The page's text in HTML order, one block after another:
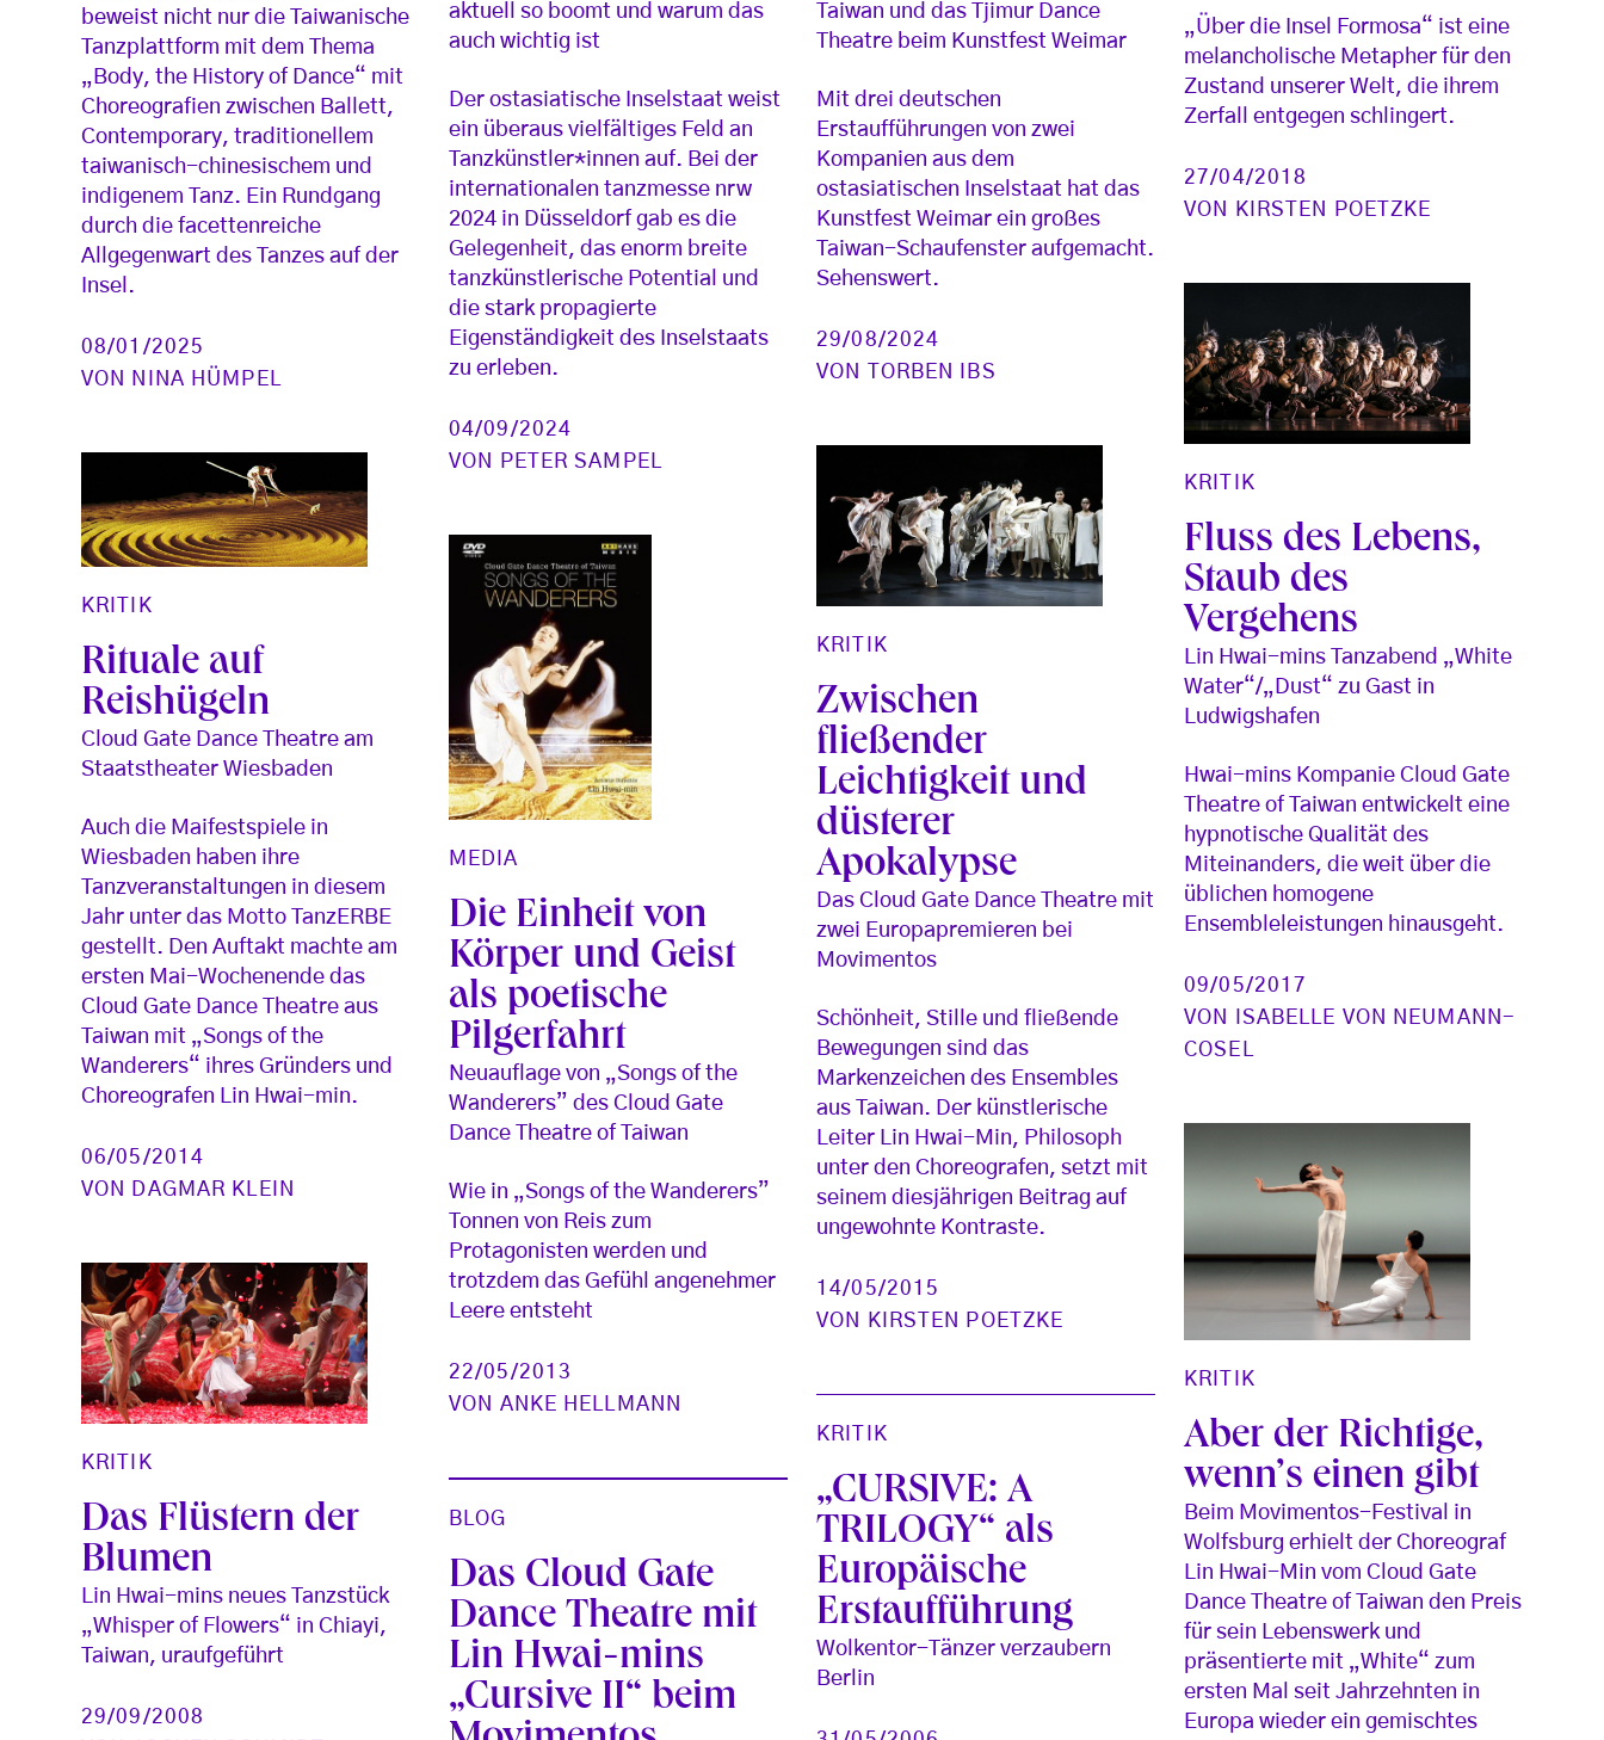
beweist nicht nur die Taiwanische
Tanzplattform mit dem Thema
„Body, the History of Dance“ mit
Choreografien zwischen Ballett,
Contemporary, traditionellem
taiwanisch-chinesischem und
indigenem Tanz. Ein Rundgang
durch die facettenreiche
Allgegenwart des Tanzes auf der
Insel.
08/01/2025
VON
NINA HÜMPEL
aktuell so boomt und warum das
auch wichtig ist
Der ostasiatische Inselstaat weist
ein überaus vielfältiges Feld an
Tanzkünstler*innen auf. Bei der
internationalen tanzmesse nrw
2024 in Düsseldorf gab es die
Gelegenheit, das enorm breite
tanzkünstlerische Potential und
die stark propagierte
Eigenständigkeit des Inselstaats
zu erleben.
04/09/2024
VON
PETER SAMPEL
Taiwan und das Tjimur Dance
Theatre beim Kunstfest Weimar
Mit drei deutschen
Erstaufführungen von zwei
Kompanien aus dem
ostasiatischen Inselstaat hat das
Kunstfest Weimar ein großes
Taiwan-Schaufenster aufgemacht.
Sehenswert.
29/08/2024
VON
TORBEN IBS
„Über die Insel Formosa“ ist eine
melancholische Metapher für den
Zustand unserer Welt, die ihrem
Zerfall entgegen schlingert.
27/04/2018
VON
KIRSTEN POETZKE
KRITIK
Fluss des Lebens,
Staub des
Vergehens
Lin Hwai-mins Tanzabend „White
Water“/„Dust“ zu Gast in
Ludwigshafen
Hwai-mins Kompanie Cloud Gate
Theatre of Taiwan entwickelt eine
hypnotische Qualität des
Miteinanders, die weit über die
üblichen homogene
Ensembleleistungen hinausgeht.
09/05/2017
VON
ISABELLE VON NEUMANN-
COSEL
KRITIK
Zwischen
fließender
Leichtigkeit und
düsterer
Apokalypse
Das Cloud Gate Dance Theatre mit
zwei Europapremieren bei
Movimentos
Schönheit, Stille und fließende
Bewegungen sind das
Markenzeichen des Ensembles
aus Taiwan. Der künstlerische
Leiter Lin Hwai-Min, Philosoph
unter den Choreografen, setzt mit
seinem diesjährigen Beitrag auf
ungewohnte Kontraste.
14/05/2015
VON
KIRSTEN POETZKE
KRITIK
Rituale auf
Reishügeln
Cloud Gate Dance Theatre am
Staatstheater Wiesbaden
Auch die Maifestspiele in
Wiesbaden haben ihre
Tanzveranstaltungen in diesem
Jahr unter das Motto TanzERBE
gestellt. Den Auftakt machte am
ersten Mai-Wochenende das
Cloud Gate Dance Theatre aus
Taiwan mit „Songs of the
Wanderers“ ihres Gründers und
Choreografen Lin Hwai-min.
06/05/2014
VON
DAGMAR KLEIN
MEDIA
Die Einheit von
Körper und Geist
als poetische
Pilgerfahrt
Neuauflage von „Songs of the
Wanderers” des Cloud Gate
Dance Theatre of Taiwan
Wie in „Songs of the Wanderers”
Tonnen von Reis zum
Protagonisten werden und
trotzdem das Gefühl angenehmer
Leere entsteht
22/05/2013
VON ANKE HELLMANN
KRITIK
Aber der Richtige,
wenn’s einen gibt
Beim Movimentos-Festival in
Wolfsburg erhielt der Choreograf
Lin Hwai-Min vom Cloud Gate
Dance Theatre of Taiwan den Preis
für sein Lebenswerk und
präsentierte mit „White“ zum
ersten Mal seit Jahrzehnten in
Europa wieder ein gemischtes
KRITIK
Das Flüstern der
Blumen
Lin Hwai-mins neues Tanzstück
„Whisper of Flowers“ in Chiayi,
Taiwan, uraufgeführt
29/09/2008
KRITIK
„CURSIVE: A
TRILOGY“ als
Europäische
Erstaufführung
Wolkentor-Tänzer verzaubern
Berlin
BLOG
Das Cloud Gate
Dance Theatre mit
Lin Hwai-mins
„Cursive II“ beim